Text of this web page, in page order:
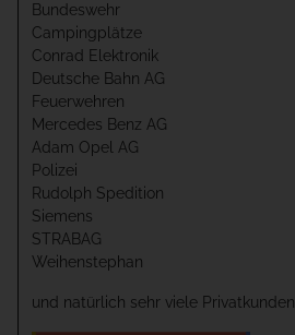
Bundeswehr
Campingplätze
Conrad Elektronik
Deutsche Bahn AG
Feuerwehren
Mercedes Benz AG
Adam Opel AG
Polizei
Rudolph Spedition
Siemens
STRABAG
Weihenstephan
und natürlich sehr viele Privatkunden